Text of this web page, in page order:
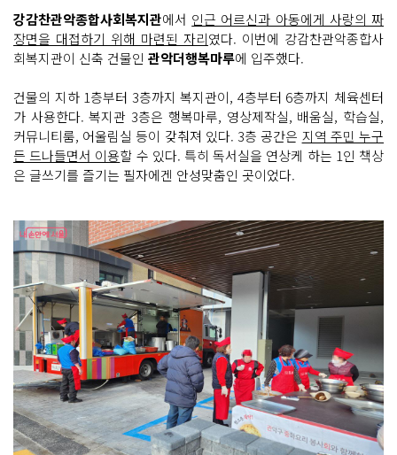
강감찬관악종합사회복지관에서 인근 어르신과 아동에게 사랑의 짜
장면을 대접하기 위해 마련된 자리였다. 이번에 강감찬관악종합사
회복지관이 신축 건물인 관악더행복마루에 입주했다.
건물의 지하 1층부터 3층까지 복지관이, 4층부터 6층까지 체육센터
가 사용한다. 복지관 3층은 행복마루, 영상제작실, 배움실, 학습실,
커뮤니티룸, 어울림실 등이 갖춰져 있다. 3층 공간은 지역 주민 누구
든 드나들면서 이용할 수 있다. 특히 독서실을 연상케 하는 1인 책상
은 글쓰기를 즐기는 필자에겐 안성맞춤인 곳이었다.